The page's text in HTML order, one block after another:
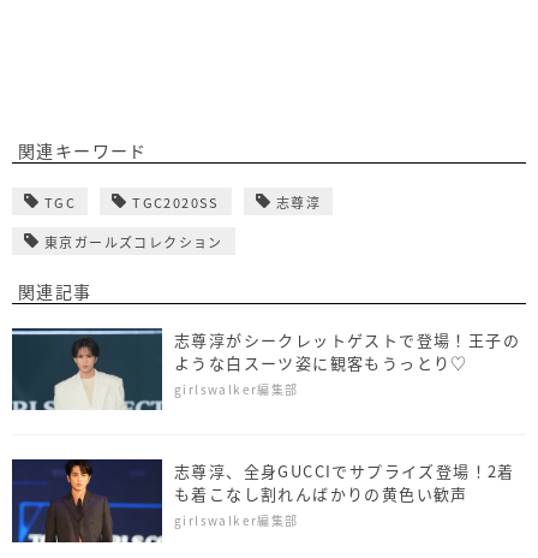
関連キーワード
TGC TGC2020SS 志尊淳
東京ガールズコレクション
関連記事
志尊淳がシークレットゲストで登場！王子の
ような白スーツ姿に観客もうっとり♡
girlswalker編集部
志尊淳、全身GUCCIでサプライズ登場！2着
も着こなし割れんばかりの黄色い歓声
girlswalker編集部